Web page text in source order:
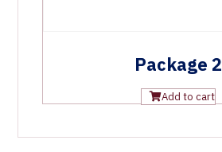
Package 2
Add to cart